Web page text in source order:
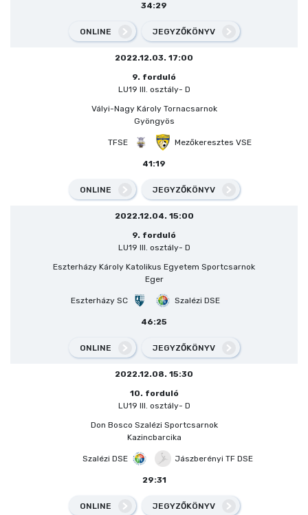
34:29
ONLINE JEGYZŐKÖNYV
2022.12.03. 17:00
9. forduló
LU19 III. osztály- D
Vályi-Nagy Károly Tornacsarnok
Gyöngyös
TFSE Mezőkeresztes VSE
41:19
ONLINE JEGYZŐKÖNYV
2022.12.04. 15:00
9. forduló
LU19 III. osztály- D
Eszterházy Károly Katolikus Egyetem Sportcsarnok
Eger
Eszterházy SC Szalézi DSE
46:25
ONLINE JEGYZŐKÖNYV
2022.12.08. 15:30
10. forduló
LU19 III. osztály- D
Don Bosco Szalézi Sportcsarnok
Kazincbarcika
Szalézi DSE Jászberényi TF DSE
29:31
ONLINE JEGYZŐKÖNYV